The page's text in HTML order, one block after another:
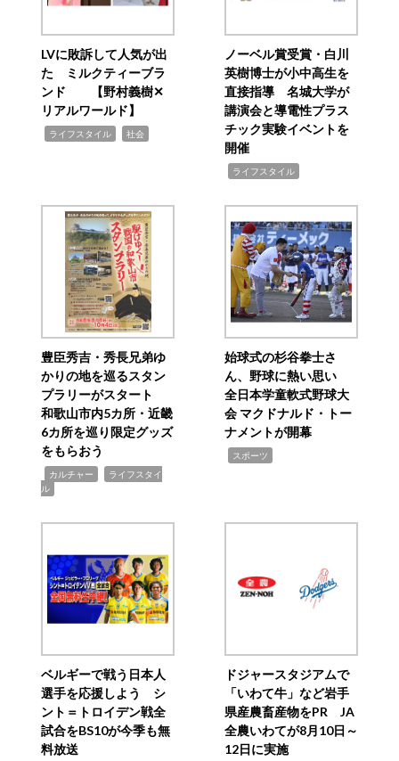
LVに敗訴して人気が出
た ミルクティーブラ
ンド 【野村義樹✕
リアルワールド】
ライフスタイル 社会
ノーベル賞受賞・白川
英樹博士が小中高生を
直接指導 名城大学が
講演会と導電性プラス
チック実験イベントを
開催
ライフスタイル
豊臣秀吉・秀長兄弟ゆ
かりの地を巡るスタン
プラリーがスタート
和歌山市内5カ所・近畿
6カ所を巡り限定グッズ
をもらおう
カルチャー
ライフスタイ
ル
始球式の杉谷拳士さ
ん、野球に熱い思い
全日本学童軟式野球大
会 マクドナルド・トー
ナメントが開幕
スポーツ
ベルギーで戦う日本人
選手を応援しよう シ
ント＝トロイデン戦全
試合をBS10が今季も無
料放送
ドジャースタジアムで
「いわて牛」など岩手
県産農畜産物をPR JA
全農いわてが8月10日～
12日に実施